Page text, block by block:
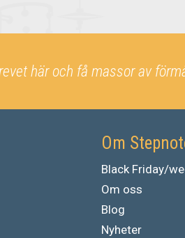
här och få massor av
Om
Black Friday/
Om oss
Blog
Nyheter